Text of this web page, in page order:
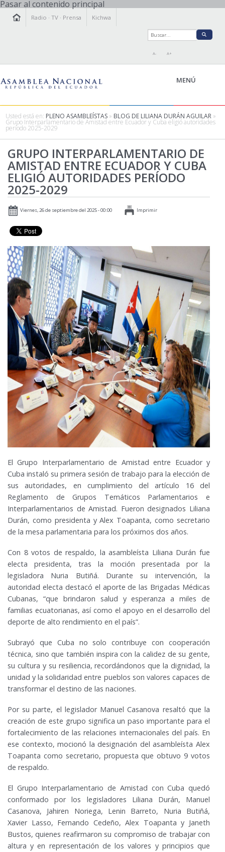
Pasar al contenido principal
Radio ·TV · Prensa Kichwa
A- A+
MENÚ
LEGISLAMOS
FISCALIZAMOS
TRANSPARENCIA
PRENSA
PARTICIPACIÓN
RELACIONES INTERNACIONALES
AGENDA
Usted está en: PLENO ASAMBLEÍSTAS » BLOG DE LILIANA DURÁN AGUILAR »
Grupo Interparlamentario de Amistad entre Ecuador y Cuba eligió autoridades
período 2025-2029
GRUPO INTERPARLAMENTARIO DE
AMISTAD ENTRE ECUADOR Y CUBA
ELIGIÓ AUTORIDADES PERÍODO
2025-2029
Viernes, 26 de septiembre del 2025 - 00:00 Imprimir
El Grupo Interparlamentario de Amistad entre Ecuador y
Cuba instaló su primera sesión de trabajo para la elección de
sus autoridades, en cumplimiento del artículo 16 del
Reglamento de Grupos Temáticos Parlamentarios e
Interparlamentarios de Amistad. Fueron designados Liliana
Durán, como presidenta y Alex Toapanta, como secretario
de la mesa parlamentaria para los próximos dos años.
Con 8 votos de respaldo, la asambleísta Liliana Durán fue
electa presidenta, tras la moción presentada por la
legisladora Nuria Butiñá. Durante su intervención, la
autoridad electa destacó el aporte de las Brigadas Médicas
Cubanas, “que brindaron salud y esperanza a miles de
familias ecuatorianas, así como el apoyo en el desarrollo del
deporte de alto rendimiento en el país”.
Subrayó que Cuba no solo contribuye con cooperación
técnica, sino que también inspira con la calidez de su gente,
su cultura y su resiliencia, recordándonos que la dignidad, la
unidad y la solidaridad entre pueblos son valores capaces de
transformar el destino de las naciones.
Por su parte, el legislador Manuel Casanova resaltó que la
creación de este grupo significa un paso importante para el
fortalecimiento de las relaciones internacionales del país. En
ese contexto, mocionó la designación del asambleísta Alex
Toapanta como secretario, propuesta que obtuvo 9 votos
de respaldo.
El Grupo Interparlamentario de Amistad con Cuba quedó
conformado por los legisladores Liliana Durán, Manuel
Casanova, Jahiren Noriega, Lenin Barreto, Nuria Butiñá,
Xavier Lasso, Fernando Cedeño, Alex Toapanta y Janeth
Bustos, quienes reafirmaron su compromiso de trabajar con
altura y en representación de los valores y principios que